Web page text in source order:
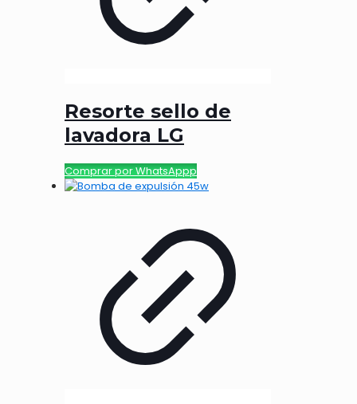
Resorte sello de
lavadora LG
Comprar por WhatsAppp